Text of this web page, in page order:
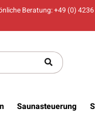
Beratung: +49 (0)
Saunasteuerung